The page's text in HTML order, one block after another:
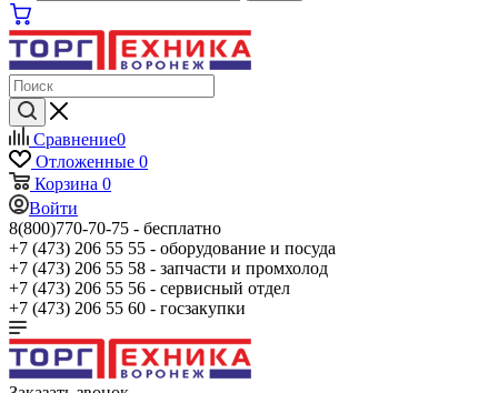
Сравнение0
Отложенные 0
Корзина 0
Войти
8(800)770-70-75 - бесплатно
+7 (473) 206 55 55 - оборудование и посуда
+7 (473) 206 55 58 - запчасти и промхолод
+7 (473) 206 55 56 - сервисный отдел
+7 (473) 206 55 60 - госзакупки